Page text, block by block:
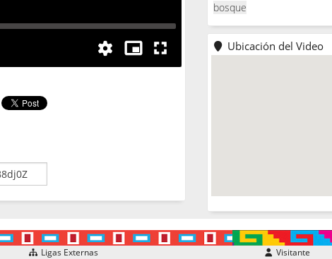
bosque
Ubicación del Video
Ligas Externas
Visitante